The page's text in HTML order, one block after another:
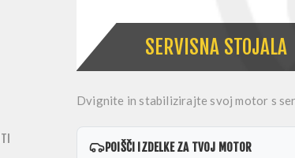
SERVISNA STOJALA
Dvignite in stabilizirajte svoj motor s
POIŠČI IZDELKE ZA TVOJ MOTOR